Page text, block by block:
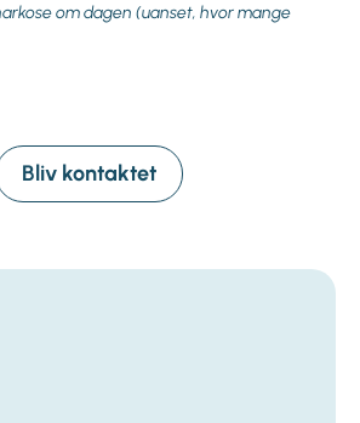
om dagen (uanset, hvor mange
Bliv kontaktet